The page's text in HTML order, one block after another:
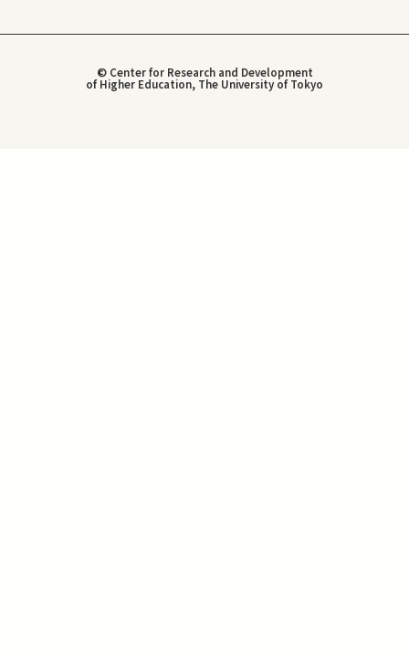
© Center for Research and Development
of Higher Education, The University of Tokyo